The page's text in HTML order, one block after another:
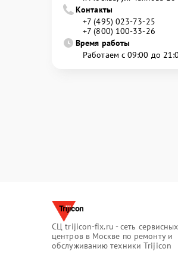
Контакты
+7 (495) 023-73-25
+7 (800) 100-33-26
Время работы
Работаем с 09:00 до
СЦ trijicon-fix.ru - сеть сервисных
центров в Москве по ремонту и
обслуживанию техники Trijicon